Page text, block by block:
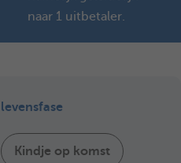
naar 1 uitbetaler.
levensfase
Kindje op komst